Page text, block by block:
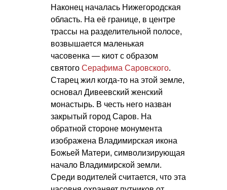
Наконец началась Нижегородская
область. На её границе, в центре
трассы на разделительной полосе,
возвышается маленькая
часовенка — киот с образом
святого Серафима Саровского.
Старец жил когда-то на этой земле,
основал Дивеевский женский
монастырь. В честь него назван
закрытый город Саров. На
обратной стороне монумента
изображена Владимирская икона
Божьей Матери, символизирующая
начало Владимирской земли.
Среди водителей считается, что эта